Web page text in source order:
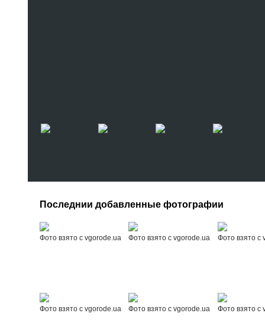
Последнии добавленные фотографии
Фото взято с vgorode.ua Фото взято с vgorode.ua Фото взято с
Фото взято с vgorode.ua Фото взято с vgorode.ua Фото взято с